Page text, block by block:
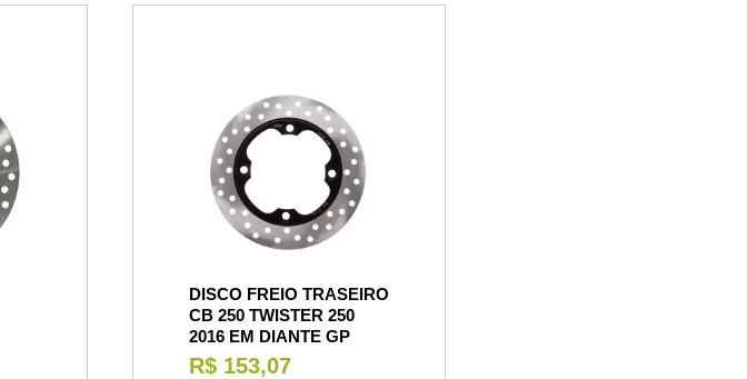
DISCO FREIO TRASEIRO
CB 250 TWISTER 250
2016 EM DIANTE GP
R$ 153,07